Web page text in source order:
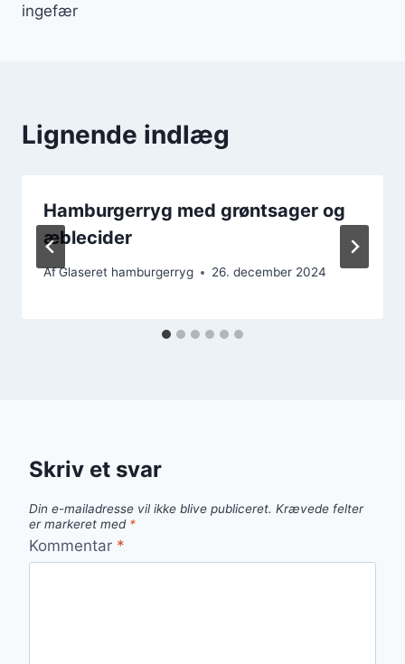
ingefær
Lignende indlæg
Hamburgerryg med grøntsager og
æblecider
AfGlaseret hamburgerryg 26. december 2024
Skriv et svar
Din e-mailadresse vil ikke blive publiceret. Krævede felter
er markeret med *
Kommentar *